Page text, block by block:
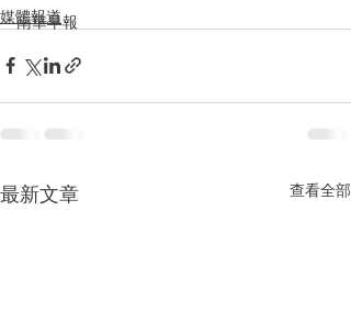
南華早報
媒體報道
最新文章 查看全部